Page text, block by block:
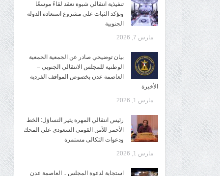
تنفيذية انتقالي شبوة تعقد لقاءً موسعًا
وتؤكد الثبات على مشروع استعادة الدولة
الجنوبية
مارس 7, 2026
بيان توضيحي صادر عن الجمعية الجمعية
الوطنية للمجلس الانتقالي الجنوبي –
العاصمة عدن بخصوص المواقف الفردية
الأخيرة
مارس 1, 2026
رئيس انتقالي المهرة يثير التساؤل: الخط
الأحمر للأمن القومي السعودي على المحك
ودعوات الثكالى مستمرة
مارس 1, 2026
استجابة لدعوة المجلس .. العاصمة عدن